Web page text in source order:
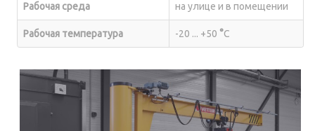
Рабочая среда на улице и в помещении
Рабочая температура -20 ... +50 °C